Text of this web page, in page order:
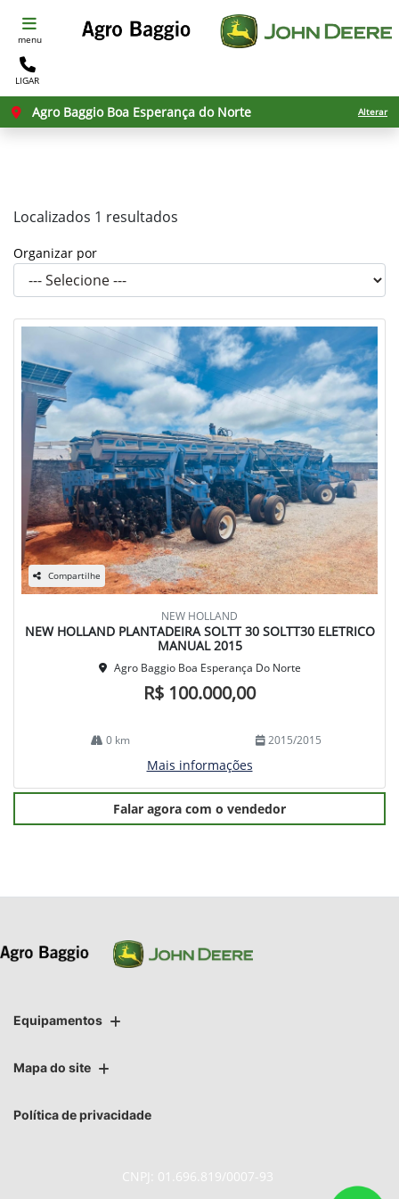
menu
LIGAR
Agro Baggio Boa Esperança do Norte Alterar
Localizados 1 resultados
Filtrar
Organizar por
Compartilhe
NEW HOLLAND
NEW HOLLAND PLANTADEIRA SOLTT 30 SOLTT30 ELETRICO
MANUAL 2015
Agro Baggio Boa Esperança Do Norte
R$ 100.000,00
0 km 2015/2015
Mais informações
Falar agora com o vendedor
Equipamentos
Mapa do site
Política de privacidade
CNPJ: 01.696.819/0007-93